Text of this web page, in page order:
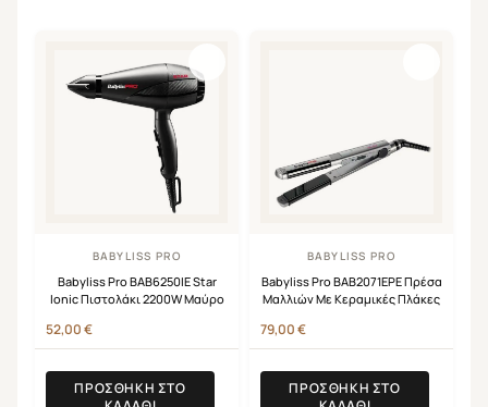
BABYLISS PRO
Babyliss Pro BAB6250IE Star
Ionic Πιστολάκι 2200W Μαύρο
52,00€
ΠΡΟΣΘΉΚΗ ΣΤΟ
BABYLISS PRO
Babyliss Pro BAB2071EPE Πρέσα
Μαλλιών Με Κεραμικές Πλάκες
79,00€
ΠΡΟΣΘΉΚΗ ΣΤΟ